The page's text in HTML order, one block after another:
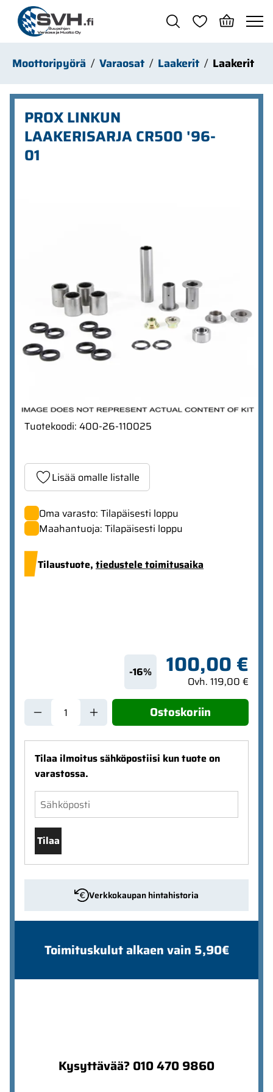
Siirry pääsisältöön
Moottoripyörä Varaosat Laakerit Laakerit
PROX LINKUN
LAAKERISARJA CR500 '96-
01
Tuotekoodi: 400-26-110025
Lisää omalle listalle
Oma varasto: Tilapäisesti loppu
Maahantuoja: Tilapäisesti loppu
Tilaustuote, tiedustele toimitusaika
-16% 100,00 €
Ovh. 119,00 €
Ostoskoriin
Tilaa ilmoitus sähköpostiisi kun tuote on
varastossa.
Tilaa
Verkkokaupan hintahistoria
Toimituskulut alkaen vain 5,90€
Kysyttävää? 010 470 9860